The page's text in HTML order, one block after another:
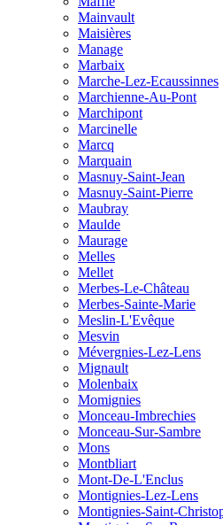
Mainvault
Maisières
Manage
Marbaix
Marche-Lez-Ecaussinnes
Marchienne-Au-Pont
Marchipont
Marcinelle
Marcq
Marquain
Masnuy-Saint-Jean
Masnuy-Saint-Pierre
Maubray
Maulde
Maurage
Melles
Mellet
Merbes-Le-Château
Merbes-Sainte-Marie
Meslin-L'Evêque
Mesvin
Mévergnies-Lez-Lens
Mignault
Molenbaix
Momignies
Monceau-Imbrechies
Monceau-Sur-Sambre
Mons
Montbliart
Mont-De-L'Enclus
Montignies-Lez-Lens
Montignies-Saint-